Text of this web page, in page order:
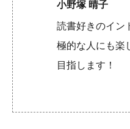
小野塚 晴子
読書好きのイン
極的な人にも楽
目指します！